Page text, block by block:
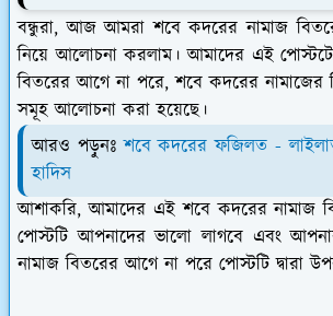
বন্ধুরা, আজ আমরা শবে কদরের নামাজ
নিয়ে আলোচনা করলাম। আমাদের এই
বিতরের আগে না পরে, শবে কদরের
সমূহ আলোচনা করা হয়েছে।
আরও পড়ুনঃশবে কদরের ফজিলত -
হাদিস
আশাকরি, আমাদের এই শবে কদরের নামাজ
পোস্টটি আপনাদের ভালো লাগবে এবং
নামাজ বিতরের আগে না পরে পোস্টটি দ্বারা